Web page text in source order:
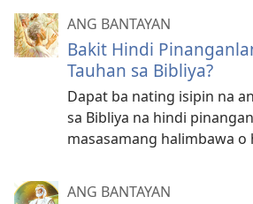
ANG BANTAYAN
Bakit Hindi
Tauhan sa Bibliya?
Dapat ba nating isipin na
sa Bibliya na hindi
masasamang halimbawa o
ANG BANTAYAN